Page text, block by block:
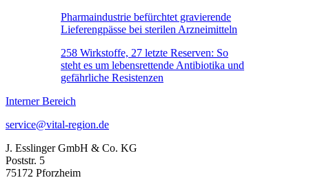
Pharmaindustrie befürchtet gravierende
Lieferengpässe bei sterilen Arzneimitteln
258 Wirkstoffe, 27 letzte Reserven: So
steht es um lebensrettende Antibiotika und
gefährliche Resistenzen
Interner Bereich
service@vital-region.de
J. Esslinger GmbH & Co. KG
Poststr. 5
75172 Pforzheim